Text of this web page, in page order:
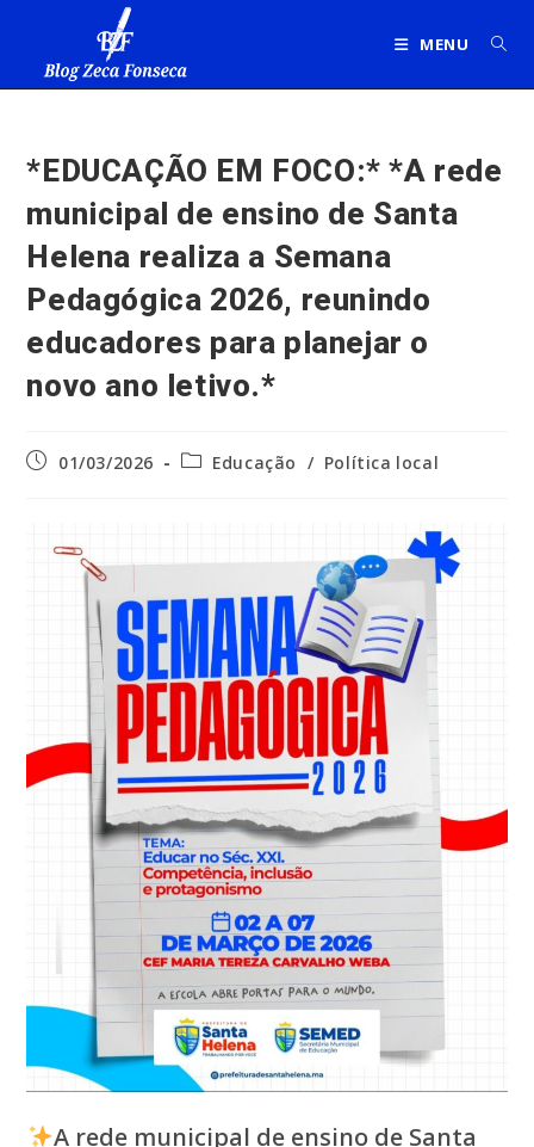
MENU
*EDUCAÇÃO EM FOCO:* *A rede
municipal de ensino de Santa
Helena realiza a Semana
Pedagógica 2026, reunindo
educadores para planejar o
novo ano letivo.*
Post01/03/2026
Categoria
Educação / Política local
A rede municipal de ensino de Santa